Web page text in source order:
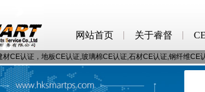
网站首页 关于睿督
材CE认证，地板CE认证,玻璃棉CE认证,石材CE认证,钢纤维